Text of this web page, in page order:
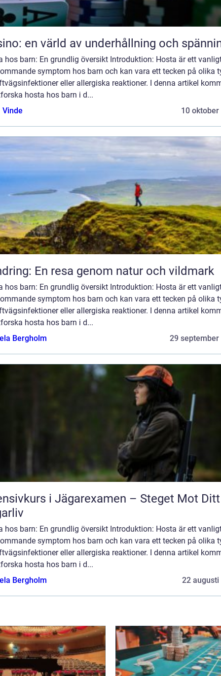
en värld av underhållning och
hos barn: En grundlig översikt Introduktion: Hosta är ett
symptom hos barn och kan vara ett tecken på olika
eller allergiska reaktioner. I denna artikel
hosta hos barn i d...
Vinde
10 oktober
En resa genom natur och vildmark
hos barn: En grundlig översikt Introduktion: Hosta är ett
symptom hos barn och kan vara ett tecken på olika
eller allergiska reaktioner. I denna artikel
hosta hos barn i d...
Bergholm
29 september
i Jägarexamen – Steget Mot Ditt
hos barn: En grundlig översikt Introduktion: Hosta är ett
symptom hos barn och kan vara ett tecken på olika
eller allergiska reaktioner. I denna artikel
hosta hos barn i d...
Bergholm
22 augusti